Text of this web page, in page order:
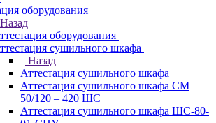
оборудования
Назад
оборудования
сушильного шкафа
Назад
Аттестация сушильного шкафа
Аттестация сушильного шкафа СМ
50/120 – 420 ШС
Аттестация сушильного шкафа ШС-80-